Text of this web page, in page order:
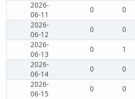
2026-
06-11
0 0
2026-
06-12
0 0
2026-
06-13
0 1
2026-
06-14
0 0
2026-
06-15
0 0